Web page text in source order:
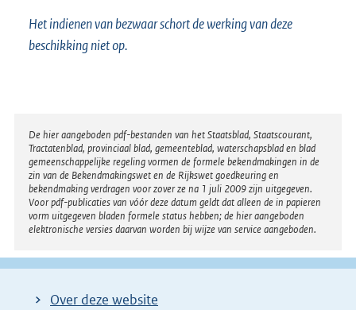
Het indienen van bezwaar schort de werking van deze
beschikking niet op.
Disclaimer
De hier aangeboden pdf-bestanden van het Staatsblad, Staatscourant,
Tractatenblad, provinciaal blad, gemeenteblad, waterschapsblad en blad
gemeenschappelijke regeling vormen de formele bekendmakingen in de
zin van de Bekendmakingswet en de Rijkswet goedkeuring en
bekendmaking verdragen voor zover ze na 1 juli 2009 zijn uitgegeven.
Voor pdf-publicaties van vóór deze datum geldt dat alleen de in papieren
vorm uitgegeven bladen formele status hebben; de hier aangeboden
elektronische versies daarvan worden bij wijze van service aangeboden.
Over deze website